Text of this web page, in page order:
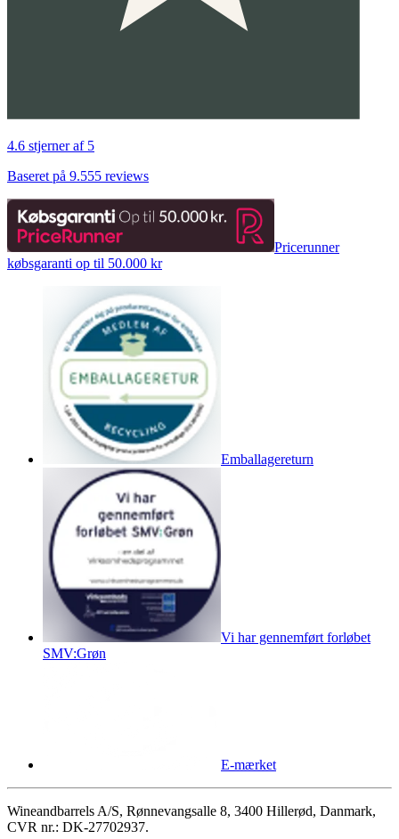
4.6 stjerner af 5
Baseret på 9.555 reviews
Pricerunner
købsgaranti op til 50.000 kr
Emballagereturn
Vi har gennemført forløbet
SMV:Grøn
E-mærket
Wineandbarrels A/S, Rønnevangsalle 8, 3400 Hillerød, Danmark,
CVR nr.: DK-27702937.